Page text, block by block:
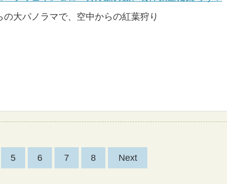
大パノラマで、空中からの紅葉狩り
5 6 7 8 Next